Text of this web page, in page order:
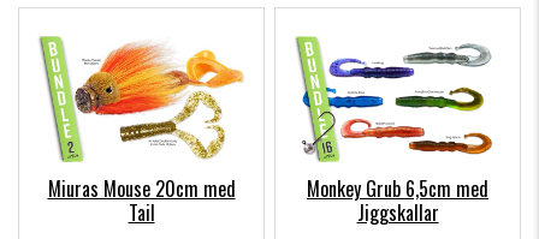
Miuras Mouse 20cm med
Tail
Monkey Grub 6,5cm med
Jiggskallar